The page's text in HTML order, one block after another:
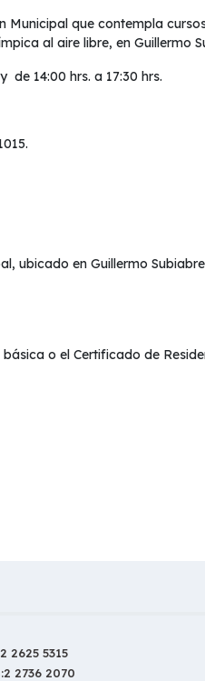
que contempla
al aire libre, en Guillermo
de 14:00 hrs. a 17:30 hrs.
ubicado en Guillermo
o el Certificado de
2 2625 5315
2 2736 2070